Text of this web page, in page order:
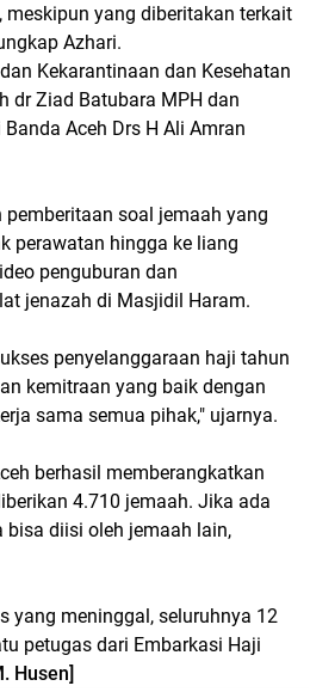
yang diberitakan terkait
Azhari.
Kekarantinaan dan Kesehatan
dr Ziad Batubara MPH dan
Aceh Drs H Ali Amran
soal jemaah yang
perawatan hingga ke liang
penguburan dan
jenazah di Masjidil Haram.
penyelanggaraan haji tahun
kemitraan yang baik dengan
sama semua pihak," ujarnya.
berhasil memberangkatkan
4.710 jemaah. Jika ada
bisa diisi oleh jemaah lain,
yang meninggal, seluruhnya 12
petugas dari Embarkasi Haji
Husen]